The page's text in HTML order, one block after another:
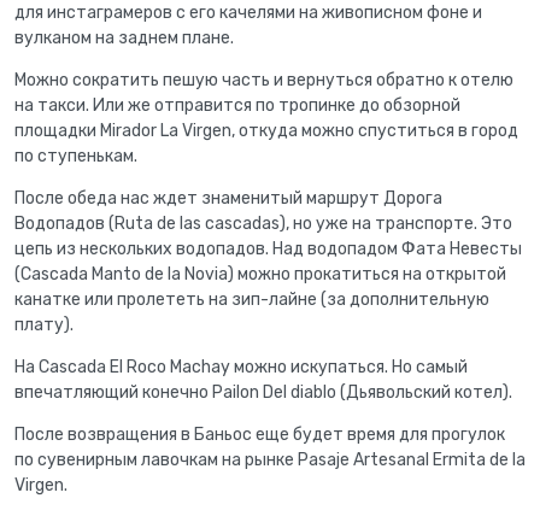
для инстаграмеров с его качелями на живописном фоне и
вулканом на заднем плане.
Можно сократить пешую часть и вернуться обратно к отелю
на такси. Или же отправится по тропинке до обзорной
площадки Mirador La Virgen, откуда можно спуститься в город
по ступенькам.
После обеда нас ждет знаменитый маршрут Дорога
Водопадов (Ruta de las cascadas), но уже на транспорте. Это
цепь из нескольких водопадов. Над водопадом Фата Невесты
(Cascada Manto de la Novia) можно прокатиться на открытой
канатке или пролететь на зип-лайне (за дополнительную
плату).
На Cascada El Roco Machay можно искупаться. Но самый
впечатляющий конечно Pailon Del diablo (Дьявольский котел).
После возвращения в Баньос еще будет время для прогулок
по сувенирным лавочкам на рынке Pasaje Artesanal Ermita de la
Virgen.